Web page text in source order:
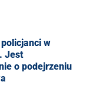
w
Jest
o podejrzeniu